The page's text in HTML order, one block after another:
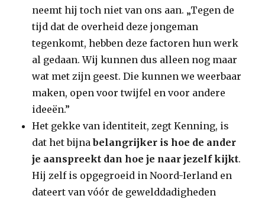
neemt hij toch niet van ons aan. „Tegen de
tijd dat de overheid deze jongeman
tegenkomt, hebben deze factoren hun werk
al gedaan. Wij kunnen dus alleen nog maar
wat met zijn geest. Die kunnen we weerbaar
maken, open voor twijfel en voor andere
ideeën.”
Het gekke van identiteit, zegt Kenning, is
dat het bijnabelangrijker is hoe de ander
je aanspreekt dan hoe je naar jezelf kijkt.
Hij zelf is opgegroeid in Noord-Ierland en
dateert van vóór de gewelddadigheden